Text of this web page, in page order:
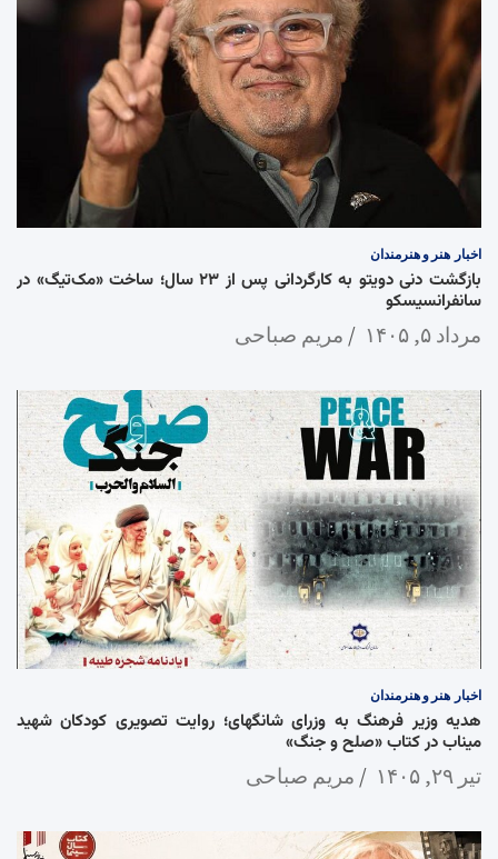
اخبار هنر و هنرمندان
بازگشت دنی دویتو به کارگردانی پس از ۲۳ سال؛ ساخت «مک‌تیگ» در
سانفرانسیسکو
مرداد ۵, ۱۴۰۵ مریم صباحی
اخبار هنر و هنرمندان
هدیه وزیر فرهنگ به وزرای شانگهای؛ روایت تصویری کودکان شهید
میناب در کتاب «صلح و جنگ»
تیر ۲۹, ۱۴۰۵ مریم صباحی